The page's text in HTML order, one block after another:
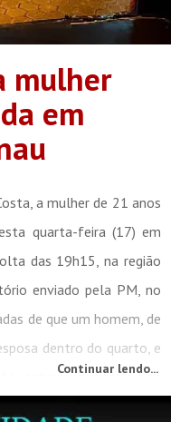
mulher
em
a mulher de 21 anos
quarta-feira (17) em
das 19h15, na região
enviado pela PM, no
de que um homem, de
dentro do quarto, e
entrar no quarto, os
Continuar lendo...